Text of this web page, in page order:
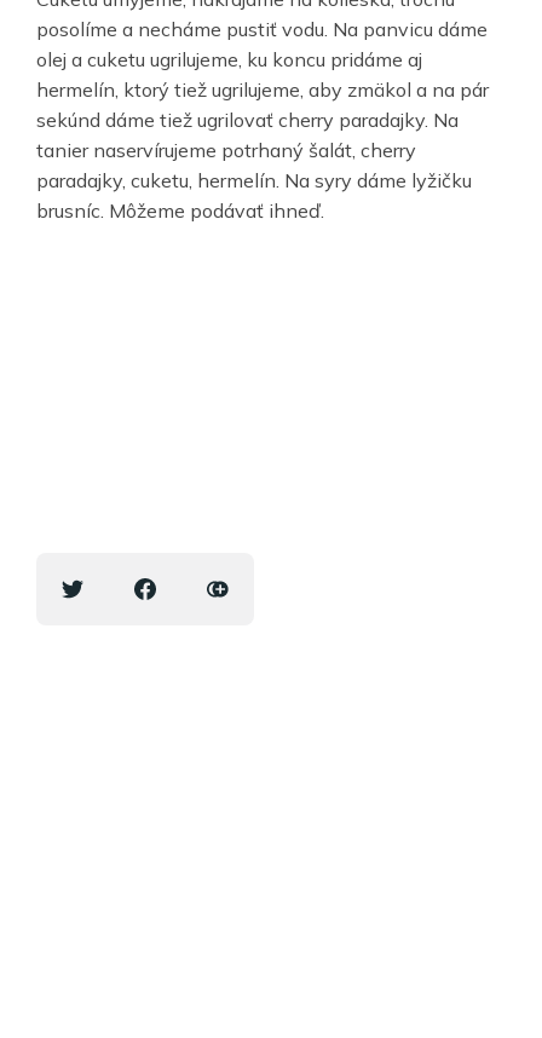
posolíme a necháme pustiť vodu. Na panvicu dáme
olej a cuketu ugrilujeme, ku koncu pridáme aj
hermelín, ktorý tiež ugrilujeme, aby zmäkol a na pár
sekúnd dáme tiež ugrilovať cherry paradajky. Na
tanier naservírujeme potrhaný šalát, cherry
paradajky, cuketu, hermelín. Na syry dáme lyžičku
brusníc. Môžeme podávať ihneď.